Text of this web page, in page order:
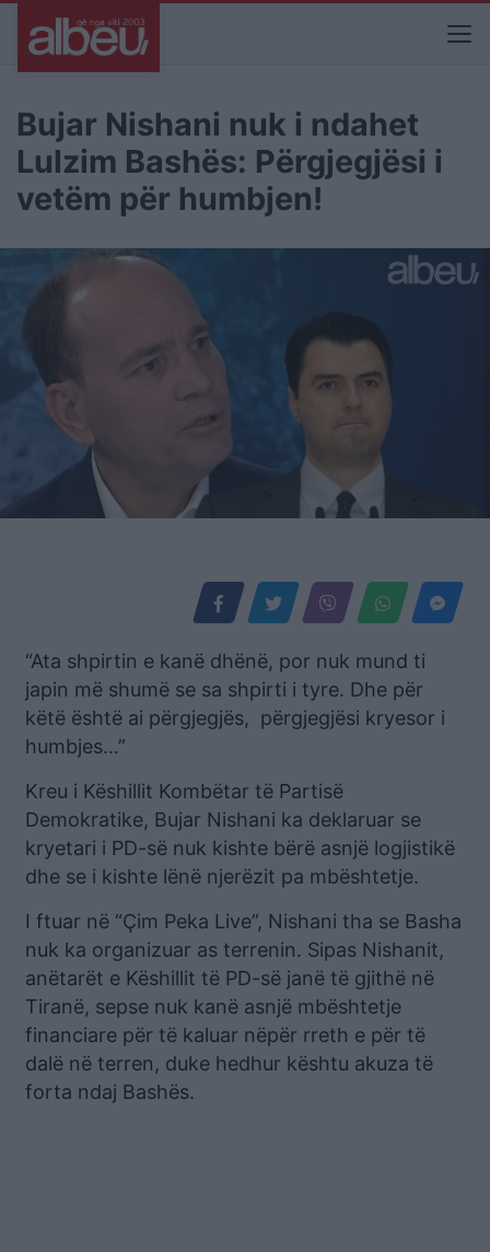
Bujar Nishani nuk i ndahet
Lulzim Bashës: Përgjegjësi i
vetëm për humbjen!
“Ata shpirtin e kanë dhënë, por nuk mund ti
japin më shumë se sa shpirti i tyre. Dhe për
këtë është ai përgjegjës, përgjegjësi kryesor i
humbjes…”
Kreu i Këshillit Kombëtar të Partisë
Demokratike, Bujar Nishani ka deklaruar se
kryetari i PD-së nuk kishte bërë asnjë logjistikë
dhe se i kishte lënë njerëzit pa mbështetje.
I ftuar në “Çim Peka Live”, Nishani tha se Basha
nuk ka organizuar as terrenin. Sipas Nishanit,
anëtarët e Këshillit të PD-së janë të gjithë në
Tiranë, sepse nuk kanë asnjë mbështetje
financiare për të kaluar nëpër rreth e për të
dalë në terren, duke hedhur kështu akuza të
forta ndaj Bashës.